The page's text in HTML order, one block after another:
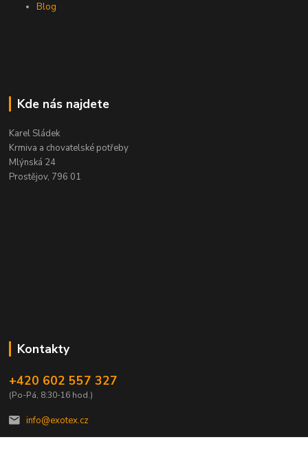
Blog
Kde nás najdete
Karel Sládek
Krmiva a chovatelské potřeby
Mlýnská 24
Prostějov, 796 01
Kontakty
+420 602 557 327
(Po-Pá, 8:30-16 hod.)
info@exotex.cz